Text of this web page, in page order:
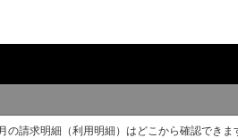
の請求明細（利用明細）はどこから確認できま